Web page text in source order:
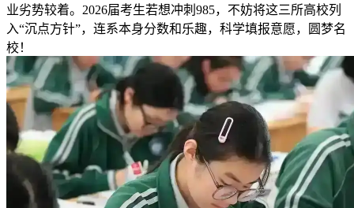
业劣势较着。2026届考生若想冲刺985，不妨将这三所高校列
入“沉点方针”，连系本身分数和乐趣，科学填报意愿，圆梦名
校！